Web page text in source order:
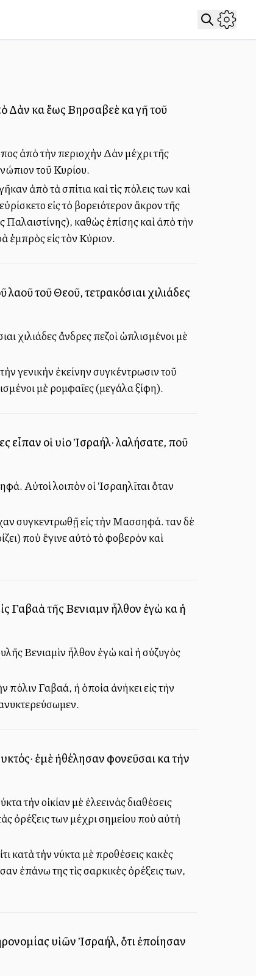
Δὰν καὶ ἕως Βηρσαβεὲ καὶ γῆ τοῦ
ἀπὸ τὴν περιοχὴν Δὰν μέχρι τῆς
τοῦ Κυρίου.
ἀπὸ τὰ σπίτια καὶ τὶς πόλεις των καὶ
εἰς τὸ βορειότερον ἄκρον τῆς
Παλαιστίνης), καθὼς ἐπίσης καὶ ἀπὸ τὴν
ἐμπρὸς εἰς τὸν Κύριον.
τοῦ Θεοῦ, τετρακόσιαι χιλιάδες
χιλιάδες ἄνδρες πεζοὶ ὡπλισμένοι μὲ
γενικὴν ἐκείνην συγκέντρωσιν τοῦ
μὲ ρομφαῖες (μεγάλα ξίφη).
εἶπαν οἱ υἱοὶ Ἰσραήλ· λαλήσατε, ποῦ
Αὐτοὶ λοιπὸν οἱ Ἰσραηλῖται ὅταν
συγκεντρωθῇ εἰς τὴν Μασσηφά. Ὅταν δὲ
ποὺ ἔγινε αὐτὸ τὸ φοβερὸν καὶ
Γαβαὰ τῆς Βενιαμὶν ἦλθον ἐγὼ καὶ ἡ
Βενιαμὶν ἦλθον ἐγὼ καὶ ἡ σύζυγός
πόλιν Γαβαά, ἡ ὁποία ἀνήκει εἰς τὴν
ἐμὲ ἠθέλησαν φονεῦσαι καὶ τὴν
τὴν οἰκίαν μὲ ἐλεεινὰς διαθέσεις
ὀρέξεις των μέχρι σημείου ποὺ αὐτὴ
κατὰ τὴν νύκτα μὲ προθέσεις κακὲς
ἐπάνω της τὶς σαρκικὲς ὀρέξεις των,
υἱῶν Ἰσραήλ, ὅτι ἐποίησαν